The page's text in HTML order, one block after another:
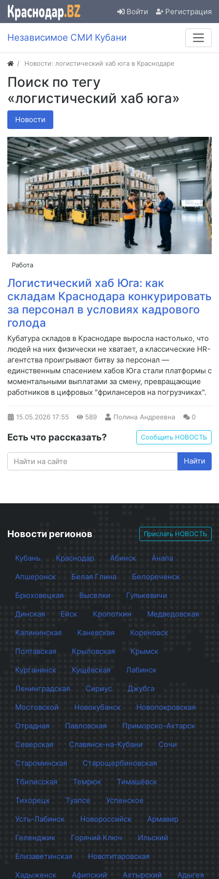
Войти Регистрация
Независимое СМИ Кубани
Новости: логистический хаб юга в Краснодаре
Поиск по тегу
«логистический хаб юга»
Новости
Работа
Логистический хаб Юга: как
складам Краснодара конкурировать
за персонал в условиях кадрового
голода
Кубатура складов в Краснодаре выросла настолько, что
людей на них физически не хватает, а классические HR-
агентства проигрывают битву за персонал —
единственным спасением хабов Юга стали платформы с
моментальными выплатами за смену, превращающие
работников в цифровых "фрилансеров на погрузчиках".
15.05.2026 17:55 589 Полина Андреевна 0
Есть что рассказать? Сообщить НОВОСТЬ
Найти
Новости регионов Прислать НОВОСТЬ
Кубань Краснодар Абинск
Анапа
Апшеронск
Белая Глина
Белореченск
Брюховецкая
Выселки
Гулькевичи
Динская
Ейск Кропоткин
Медведовская
Калининская
Каневская
Кореновск
Полтавская
Крыловская
Крымск
Курганинск
Кущёвская
Лабинск
Ленинградская
Сириус
Джубга
Мостовской
Новокубанск
Новопокровская
Отрадная
Павловская
Приморско-Ахтарск
Северская
Славянск-на-Кубани
Сочи
Староминская
Старощербиновская
Тбилисская
Темрюк
Тимашёвск
Тихорецк
Туапсе
Успенское
Усть-Лабинск
Новороссийск
Армавир
Геленджик
Горячий Ключ
Ильский
Елизаветинская
Новотитаровская
Хадыженск
Афипский Ахтырский Адыгея